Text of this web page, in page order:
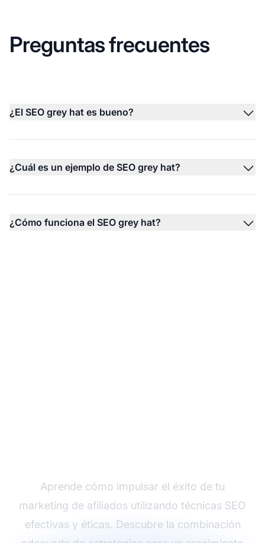
Preguntas frecuentes
¿El SEO grey hat es bueno?
¿Cuál es un ejemplo de SEO grey hat?
¿Cómo funciona el SEO grey hat?
Aprende cómo impulsar el éxito de tu
marketing de afiliados utilizando técnicas SEO
efectivas y éticas. Descubre la combinación